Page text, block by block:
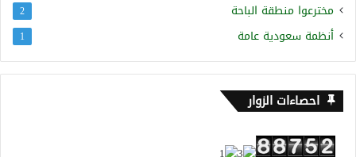
مخترعوا منطقة الباحة 2
أنظمة سعودية عامة 1
احصاءات الزوار